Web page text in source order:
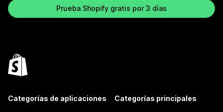
Prueba Shopify gratis por 3 días
Categorías de aplicaciones Categorías principales